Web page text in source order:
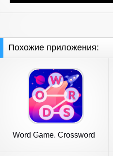
Похожие приложения:
Word Game. Crossword